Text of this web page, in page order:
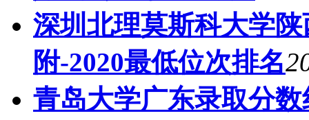
深圳北理莫斯科大学
附-2020最低位次排名
青岛大学广东录取分